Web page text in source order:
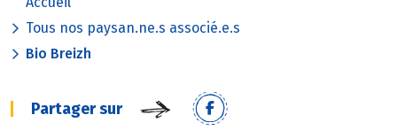
Tous nos paysan.ne.s associé.e.s
Bio Breizh
Partager sur